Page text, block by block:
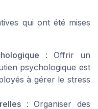
qui ont été mises
: Offrir un
psychologique est
à gérer le stress
: Organiser des